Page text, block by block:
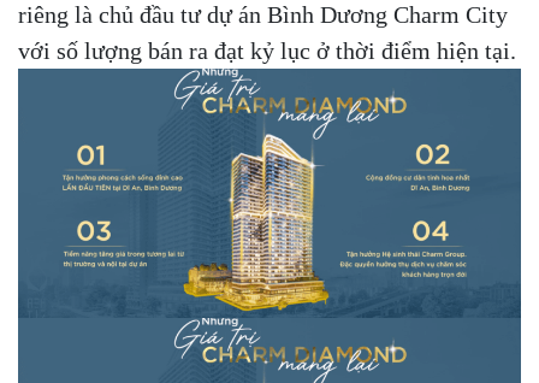
riêng là chủ đầu tư dự án Bình Dương Charm City
với số lượng bán ra đạt kỷ lục ở thời điểm hiện tại.